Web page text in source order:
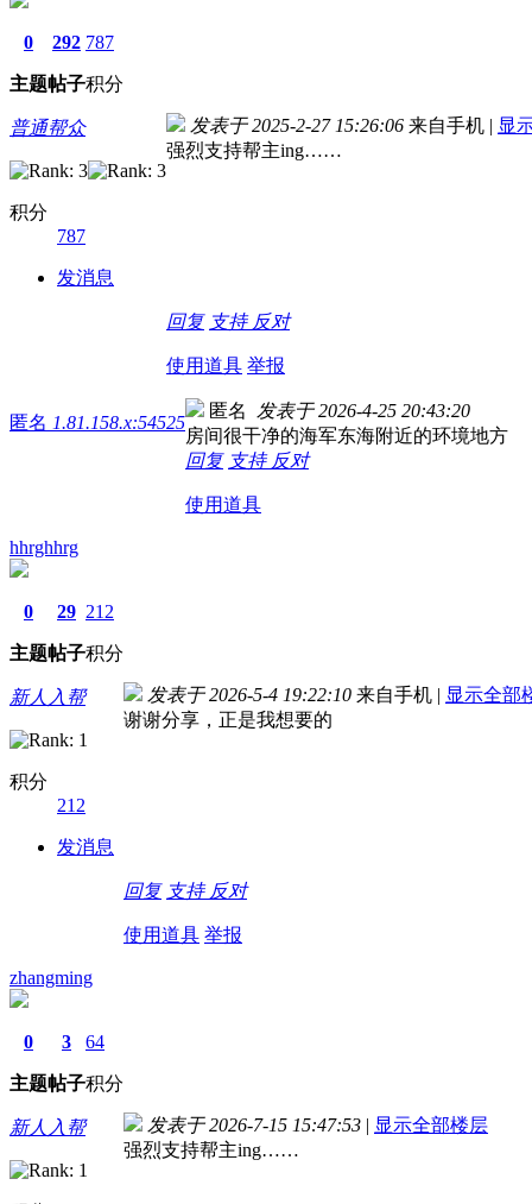
0
主题
292
帖子
787
积分
普通帮众
积分
787
发消息
发表于 2025-2-27 15:26:06 来自手机 | 显
强烈支持帮主ing……
回复 支持 反对
使用道具 举报
匿名 1.81.158.x:54525
匿名 发表于 2026-4-25 20:43:20
房间很干净的海军东海附近的环境地方
回复 支持 反对
使用道具
hhrghhrg
0
主题
29
帖子
212
积分
新人入帮
积分
212
发消息
发表于 2026-5-4 19:22:10 来自手机 | 显示全部
谢谢分享，正是我想要的
回复 支持 反对
使用道具 举报
zhangming
0
主题
3
帖子
64
积分
新人入帮 发表于 2026-7-15 15:47:53 | 显示全部楼层
强烈支持帮主ing……